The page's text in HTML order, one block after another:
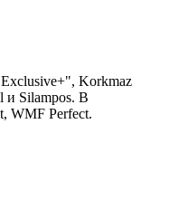
Korkmaz
и Silampos. В
WMF Perfect.